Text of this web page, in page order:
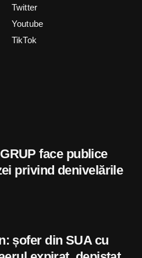
Twitter
Youtube
TikTok
face publice
privind denivelările
șofer din SUA cu